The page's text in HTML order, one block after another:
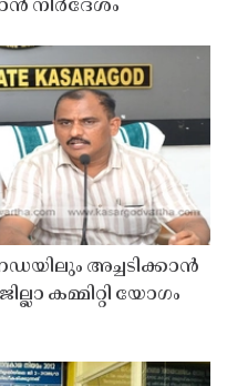
നിർദേശം
അച്ചടിക്കാൻ
കമ്മിറ്റി യോഗം